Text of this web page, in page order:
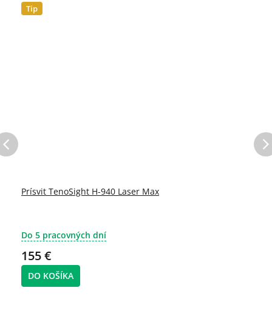
Tip
Prísvit TenoSight H-940 Laser Max
Do 5 pracovných dní
155 €
DO KOŠÍKA